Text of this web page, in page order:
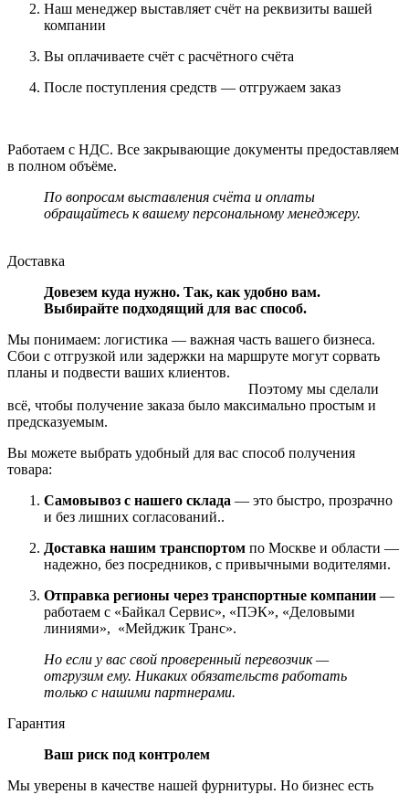
Наш менеджер выставляет счёт на реквизиты вашей
компании
Вы оплачиваете счёт с расчётного счёта
После поступления средств — отгружаем заказ
Работаем с НДС. Все закрывающие документы предоставляем
в полном объёме.
По вопросам выставления счёта и оплаты
обращайтесь к вашему персональному менеджеру.
Доставка
Довезем куда нужно. Так, как удобно вам.
Выбирайте подходящий для вас способ.
Мы понимаем: логистика — важная часть вашего бизнеса.
Сбои с отгрузкой или задержки на маршруте могут сорвать
планы и подвести ваших клиентов.
Поэтому мы сделали
всё, чтобы получение заказа было максимально простым и
предсказуемым.
Вы можете выбрать удобный для вас способ получения
товара:
Самовывоз с нашего склада — это быстро, прозрачно
и без лишних согласований..
Доставка нашим транспортом по Москве и области —
надежно, без посредников, с привычными водителями.
Отправка регионы через транспортные компании —
работаем с «Байкал Сервис», «ПЭК», «Деловыми
линиями», «Мейджик Транс».
Но если у вас свой проверенный перевозчик —
отгрузим ему. Никаких обязательств работать
только с нашими партнерами.
Гарантия
Ваш риск под контролем
Мы уверены в качестве нашей фурнитуры. Но бизнес есть